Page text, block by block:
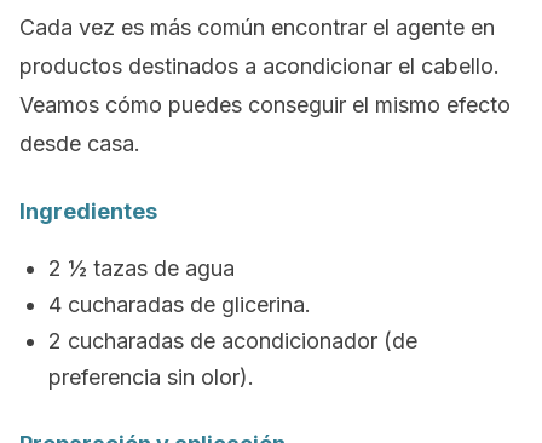
Cada vez es más común encontrar el agente en
productos destinados a acondicionar el cabello.
Veamos cómo puedes conseguir el mismo efecto
desde casa.
Ingredientes
2 ½ tazas de agua
4 cucharadas de glicerina.
2 cucharadas de acondicionador (de
preferencia sin olor).